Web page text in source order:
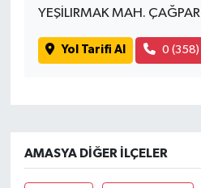
YEŞİLIRMAK MAH.
Yol Tarifi Al 0 (358)
AMASYA DIĞER İLÇELER